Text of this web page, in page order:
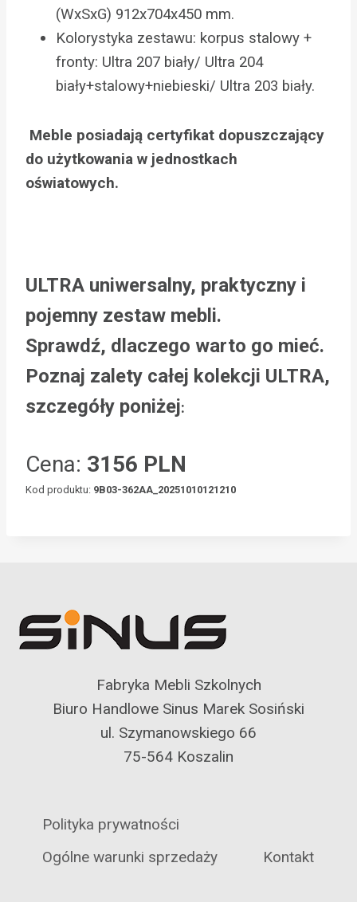
(WxSxG) 912x704x450 mm.
Kolorystyka zestawu: korpus stalowy +
fronty: Ultra 207 biały/ Ultra 204
biały+stalowy+niebieski/ Ultra 203 biały.
Meble posiadają certyfikat dopuszczający
do użytkowania w jednostkach
oświatowych.
ULTRA uniwersalny, praktyczny i
pojemny zestaw mebli.
Sprawdź, dlaczego warto go mieć.
Poznaj zalety całej kolekcji ULTRA,
szczegóły poniżej:
Cena: 3156 PLN
Kod produktu: 9B03-362AA_20251010121210
Fabryka Mebli Szkolnych
Biuro Handlowe Sinus Marek Sosiński
ul. Szymanowskiego 66
75-564 Koszalin
Polityka prywatności
Ogólne warunki sprzedaży
Kontakt